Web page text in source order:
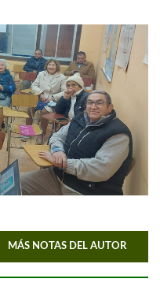
MÁS NOTAS DEL AUTOR